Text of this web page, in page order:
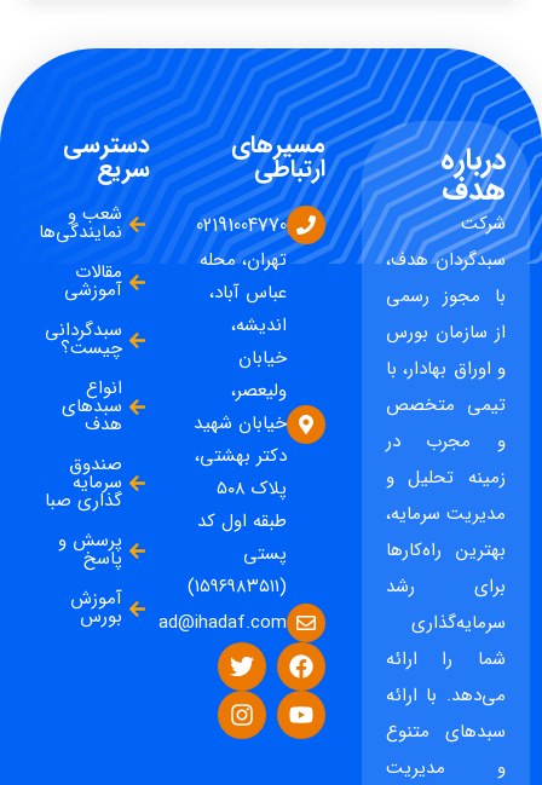
درباره
هدف
شرکت
سبدگردان هدف،
با مجوز رسمی
از سازمان بورس
و اوراق بهادار، با
تیمی متخصص
و مجرب در
زمینه تحلیل و
مدیریت سرمایه،
بهترین راه‌کارها
برای رشد
سرمایه‌گذاری
شما را ارائه
می‌دهد. با ارائه
سبدهای متنوع
و مدیریت
مسیرهای
ارتباطی
02191004770
تهران، محله
عباس آباد،
اندیشه،
خیابان
ولیعصر،
خیابان شهید
دکتر بهشتی،
پلاک ۵۰۸
طبقه اول کد
پستی
(۱۵۹۶۹۸۳۵۱۱)
ad@ihadaf.com
دسترسی
سریع
شعب و
نمایندگی‌ها
مقالات
آموزشی
سبدگردانی
چیست؟
انواع
سبدهای
هدف
صندوق
سرمایه
گذاری صبا
پرسش و
پاسخ
آموزش
بورس